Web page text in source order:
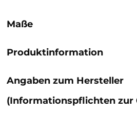
Maße
Produktinformation
Angaben zum Hersteller
(Informationspflichten zur